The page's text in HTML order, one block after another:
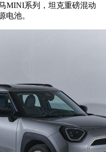
MINI系列，坦克重磅混动
电池。